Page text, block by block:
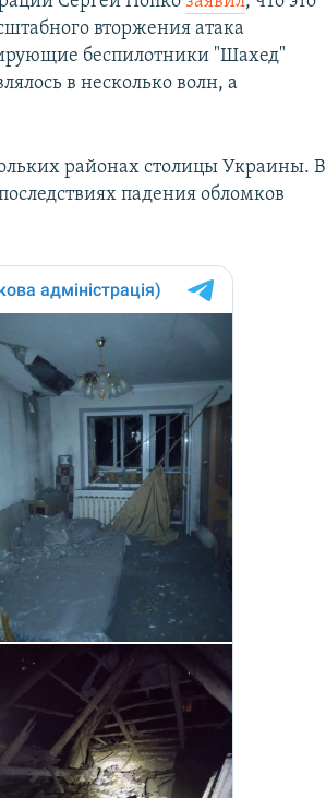
вторжения атака
беспилотники "Шахед"
в несколько волн, а
районах столицы Украины. В
падения обломков